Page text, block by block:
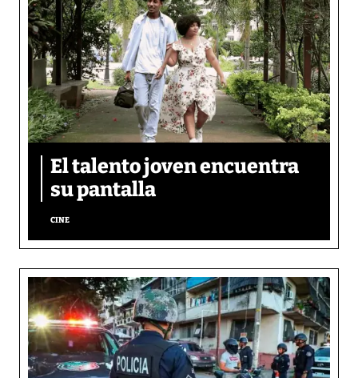
El talento joven encuentra
su pantalla​
CINE